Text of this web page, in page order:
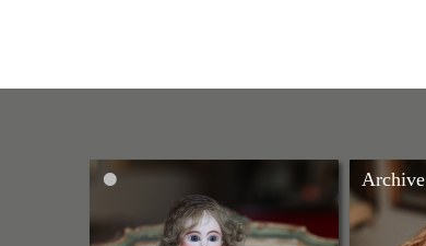
• Archive